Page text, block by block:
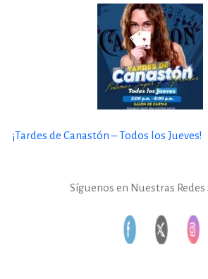
¡Tardes de Canastón – Todos los Jueves!
Síguenos en Nuestras Redes